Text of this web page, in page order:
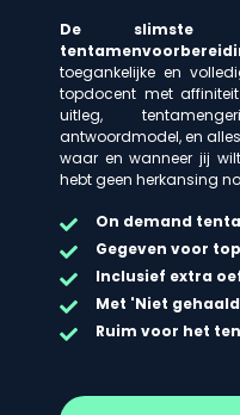
De slimste
toegankelijke en
topdocent met
uitleg,
antwoordmodel, en
waar en wanneer jij
hebt geen herkansing
On demand
Gegeven voor
Inclusief extra
Met 'Niet
Ruim voor het